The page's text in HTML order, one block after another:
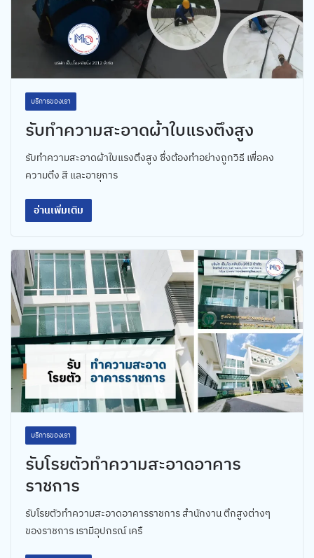
บริการของเรา
รับทำความสะอาดผ้าใบแรงตึงสูง
รับทำความสะอาดผ้าใบแรงตึงสูง ซึ่งต้องทำอย่างถูกวิธี เพื่อคง
ความตึง สี และอายุการ
อ่านเพิ่มเติม
บริการของเรา
รับโรยตัวทำความสะอาดอาคาร
ราชการ
รับโรยตัวทำความสะอาดอาคารราชการ สำนักงาน ตึกสูงต่างๆ
ของราชการ เรามีอุปกรณ์ เครื